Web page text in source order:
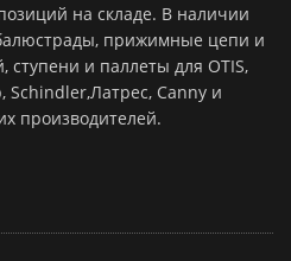
на складе. В наличии
прижимные цепи и
ступени и паллеты для OTIS,
Schindler,Латрес, Canny и
производителей.